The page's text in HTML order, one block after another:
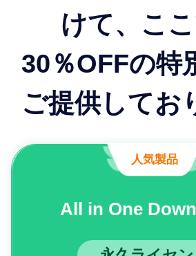
けて、こ
30％OFFの特
ご提供してお
人気製品
All in One